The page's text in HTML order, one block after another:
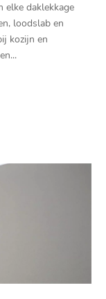
elke daklekkage
loodslab en
kozijn en